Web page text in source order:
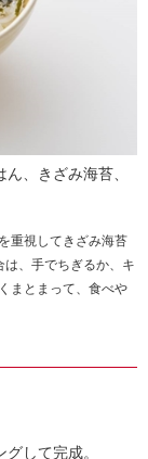
、きざみ海苔、
重視してきざみ海苔
、手でちぎるか、キ
まとまって、食べや
して完成。